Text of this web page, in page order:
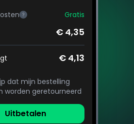
?
Gratis
€ 4,35
€ 4,13
dat mijn bestelling
worden geretourneerd
Uitbetalen